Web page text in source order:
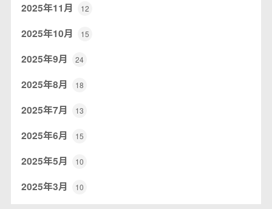
2025年11月 12
2025年10月 15
2025年9月 24
2025年8月 18
2025年7月 13
2025年6月 15
2025年5月 10
2025年3月 10